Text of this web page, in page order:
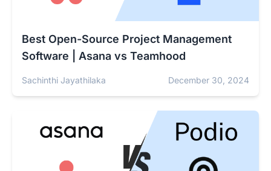
Best Open-Source Project Management
Software | Asana vs Teamhood
Sachinthi Jayathilaka December 30, 2024